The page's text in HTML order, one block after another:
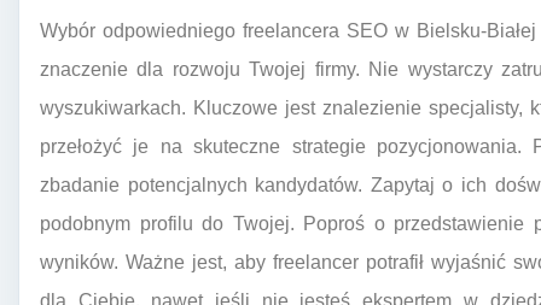
Wybór odpowiedniego freelancera SEO w Bielsku-
znaczenie dla rozwoju Twojej firmy. Nie wystarczy
wyszukiwarkach. Kluczowe jest znalezienie specjalisty,
przełożyć je na skuteczne strategie pozycjonowania.
zbadanie potencjalnych kandydatów. Zapytaj o ich
podobnym profilu do Twojej. Poproś o przedstawienie
wyników. Ważne jest, aby freelancer potrafił wyjaśnić